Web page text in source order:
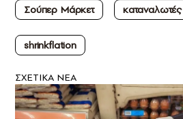
Σούπερ Μάρκετ
καταναλωτές
shrinkflation
ΣXETIKA NEA